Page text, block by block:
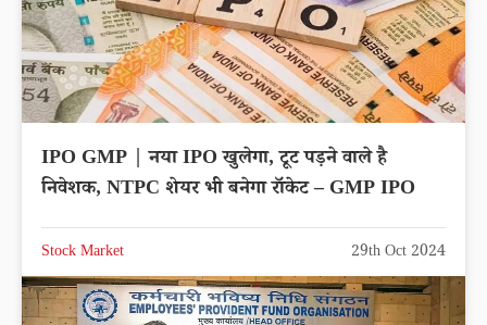
IPO GMP | नया IPO खुलेगा, टूट पड़ने वाले है
निवेशक, NTPC शेयर भी बनेगा रॉकेट – GMP IPO
Stock Market 29th Oct 2024